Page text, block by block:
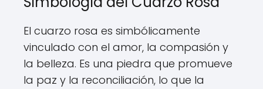
El cuarzo rosa es simbólicamente
vinculado con el amor, la compasión y
la belleza. Es una piedra que promueve
la paz y la reconciliación, lo que la